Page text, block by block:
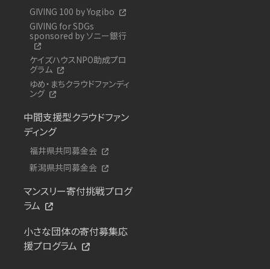
GIVING 100 by Yogibo
GIVING for SDGs
sponsored by ソニー銀行
ケイズハウスNPO助成プロ
グラム
ゆめ・まちクラウドファンディ
ング
中間支援型クラウドファン
ディング
福井県共同募金会
新潟県共同募金会
マンスリー寄付挑戦プログ
ラム
小さな団体の寄付募集応
援プログラム